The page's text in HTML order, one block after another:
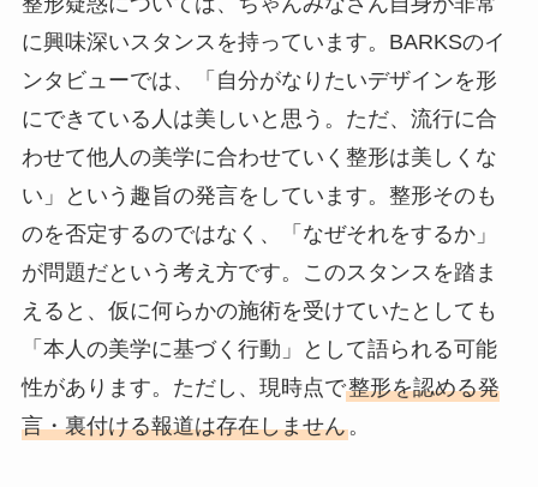
に興味深いスタンスを持っています。BARKSのイ
ンタビューでは、「自分がなりたいデザインを形
にできている人は美しいと思う。ただ、流行に合
わせて他人の美学に合わせていく整形は美しくな
い」という趣旨の発言をしています。整形そのも
のを否定するのではなく、「なぜそれをするか」
が問題だという考え方です。このスタンスを踏ま
えると、仮に何らかの施術を受けていたとしても
「本人の美学に基づく行動」として語られる可能
性があります。ただし、現時点で整形を認める発
言・裏付ける報道は存在しません。